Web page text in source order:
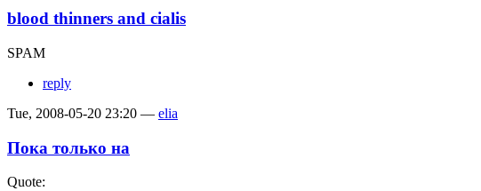
blood thinners and cialis
SPAM
reply
Tue, 2008-05-20 23:20 — elia
Пока только на
Quote: